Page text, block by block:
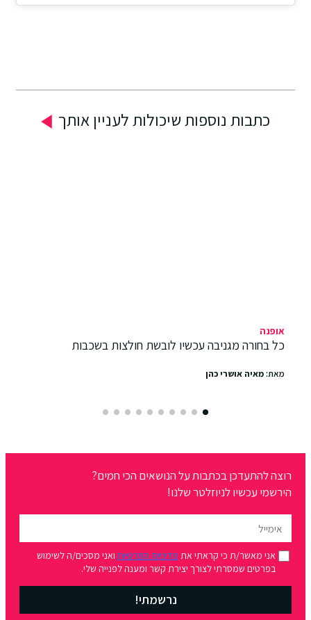
כתבות נוספות שיכולות לעניין אותך
אופנה
כל בחורה מגניבה עכשיו לובשת חולצות בשכבות
מאת:מאיה אושרי כהן
רוצה להתעדכן בכתבות על הנושאים הכי חמים?
הירשמי עכשיו לניוזלטר שלנו!
אני מאשר/ת כי קראתי את מדיניות הפרטיות ואני מסכים/ה לשימוש
בפרטים שמסרתי לצורך יצירת קשר ומענה לפנייה שלי.
נרשמתי!